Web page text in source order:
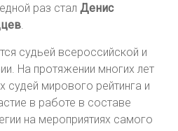
раз сталДенис
.
судьей всероссийской и
На протяжении многих лет
судей мирового рейтинга и
в работе в составе
на мероприятиях самого